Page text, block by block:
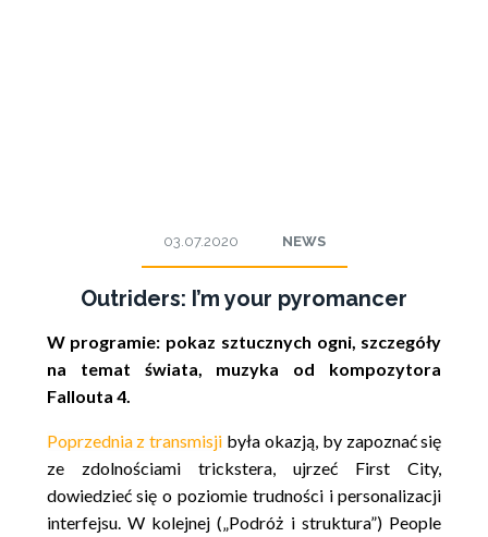
03.07.2020 NEWS
Outriders: I’m your pyromancer
W programie: pokaz sztucznych ogni, szczegóły
na temat świata, muzyka od kompozytora
Fallouta 4.
Poprzednia z transmisji była okazją, by zapoznać się
ze zdolnościami trickstera, ujrzeć First City,
dowiedzieć się o poziomie trudności i personalizacji
interfejsu. W kolejnej („Podróż i struktura”) People